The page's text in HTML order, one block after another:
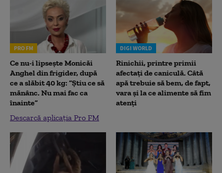
PRO FM
Ce nu-i lipsește Monicăi
Anghel din frigider, după
ce a slăbit 40 kg: “Știu ce să
mănânc. Nu mai fac ca
înainte”
Descarcă aplicația Pro FM
DIGI WORLD
Rinichii, printre primii
afectați de caniculă. Câtă
apă trebuie să bem, de fapt,
vara și la ce alimente să fim
atenți